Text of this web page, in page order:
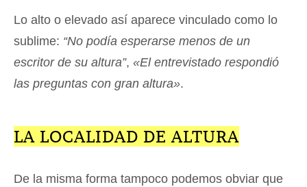
Lo alto o elevado así aparece vinculado como lo
sublime: “No podía esperarse menos de un
escritor de su altura”, «El entrevistado respondió
las preguntas con gran altura».
LA LOCALIDAD DE ALTURA
De la misma forma tampoco podemos obviar que